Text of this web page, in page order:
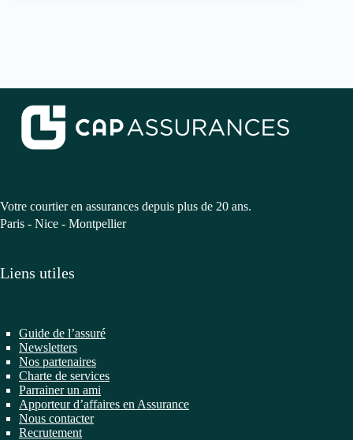
Votre courtier en assurances depuis plus de 20 ans.
Paris - Nice - Montpellier
Liens utiles
Guide de l’assuré
Newsletters
Nos partenaires
Charte de services
Parrainer un ami
Apporteur d’affaires en Assurance
Nous contacter
Recrutement